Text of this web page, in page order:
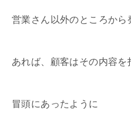
営業さん以外のところから
あれば、顧客はその内容を
冒頭にあったように